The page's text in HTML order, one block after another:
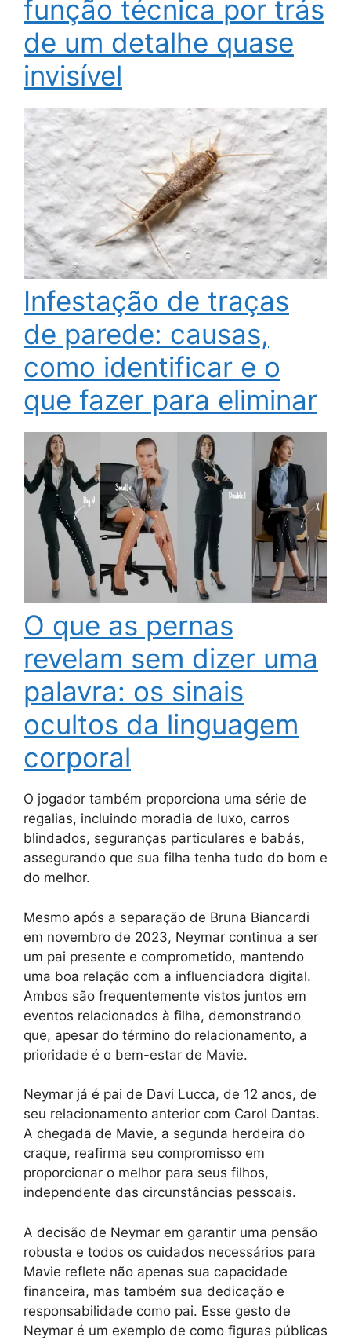
função técnica por trás
de um detalhe quase
invisível
Infestação de traças
de parede: causas,
como identificar e o
que fazer para eliminar
O que as pernas
revelam sem dizer uma
palavra: os sinais
ocultos da linguagem
corporal
O jogador também proporciona uma série de
regalias, incluindo moradia de luxo, carros
blindados, seguranças particulares e babás,
assegurando que sua filha tenha tudo do bom e
do melhor.
Mesmo após a separação de Bruna Biancardi
em novembro de 2023, Neymar continua a ser
um pai presente e comprometido, mantendo
uma boa relação com a influenciadora digital.
Ambos são frequentemente vistos juntos em
eventos relacionados à filha, demonstrando
que, apesar do término do relacionamento, a
prioridade é o bem-estar de Mavie.
Neymar já é pai de Davi Lucca, de 12 anos, de
seu relacionamento anterior com Carol Dantas.
A chegada de Mavie, a segunda herdeira do
craque, reafirma seu compromisso em
proporcionar o melhor para seus filhos,
independente das circunstâncias pessoais.
A decisão de Neymar em garantir uma pensão
robusta e todos os cuidados necessários para
Mavie reflete não apenas sua capacidade
financeira, mas também sua dedicação e
responsabilidade como pai. Esse gesto de
Neymar é um exemplo de como figuras públicas